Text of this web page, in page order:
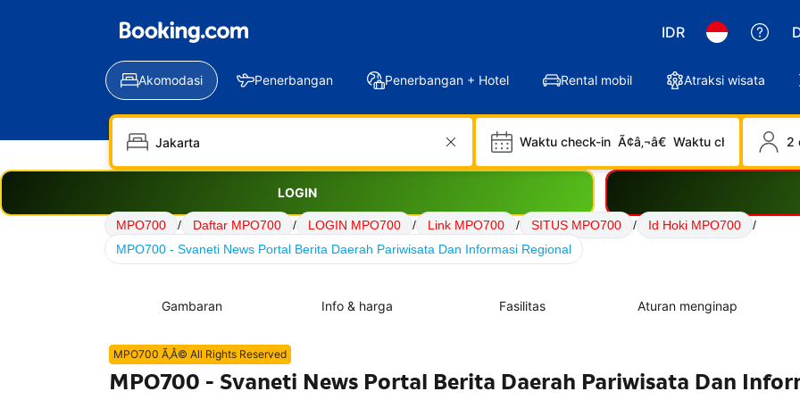
IDR
Akomodasi Penerbangan Penerbangan + Hotel Rental mobil Atraksi wisata
Waktu check-in Ã¢â‚¬â€ Waktu check-out 2
LOGIN
MPO700 / Daftar MPO700 / LOGIN MPO700 / Link MPO700 / SITUS MPO700 / Id Hoki MPO700
/
MPO700 - Svaneti News Portal Berita Daerah Pariwisata Dan Informasi Regional
Gambaran Info & harga Fasilitas Aturan menginap
MPO700 Ã‚Â© All Rights Reserved
MPO700 - Svaneti News Portal Berita Daerah Pariwisata Dan